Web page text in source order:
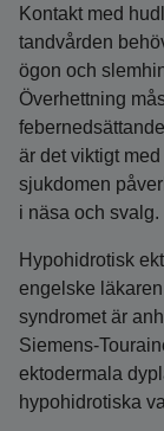
Kontakt med
tandvården
ögon och
Överhettning
är det viktigt
sjukdomen
i näsa och svalg.
Hypohidrotisk
engelske
syndromet är
Siemens-
ektodermala
hypohidrotiska